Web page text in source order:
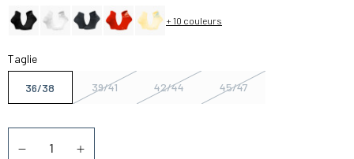
+ 10 couleurs
Taglie
36/38 39/41 42/44 45/47